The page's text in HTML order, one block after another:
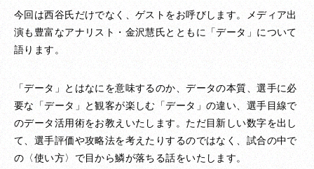
今回は西谷氏だけでなく、ゲストをお呼びします。メディア出
演も豊富なアナリスト・金沢慧氏とともに「データ」について
語ります。
「データ」とはなにを意味するのか、データの本質、選手に必
要な「データ」と観客が楽しむ「データ」の違い、選手目線で
のデータ活用術をお教えいたします。ただ目新しい数字を出し
て、選手評価や攻略法を考えたりするのではなく、試合の中で
の〈使い方〉で目から鱗が落ちる話をいたします。